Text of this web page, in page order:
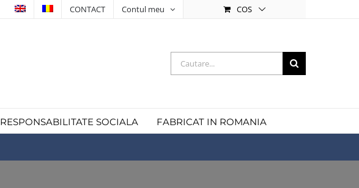
CONTACT Contul meu COS
Cautare...
RESPONSABILITATE SOCIALA FABRICAT IN ROMANIA